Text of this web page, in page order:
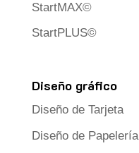
StartMAX©
StartPLUS©
Diseño gráfico
Diseño de Tarjeta
Diseño de Papelería